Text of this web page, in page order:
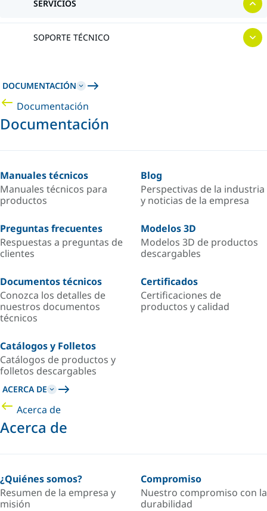
SERVICIOS
SOPORTE TÉCNICO
DOCUMENTACIÓN
Documentación
Documentación
Manuales técnicos
Manuales técnicos para
productos
Blog
Perspectivas de la industria
y noticias de la empresa
Preguntas frecuentes
Respuestas a preguntas de
clientes
Modelos 3D
Modelos 3D de productos
descargables
Documentos técnicos
Conozca los detalles de
nuestros documentos
técnicos
Certificados
Certificaciones de
productos y calidad
Catálogos y Folletos
Catálogos de productos y
folletos descargables
ACERCA DE
Acerca de
Acerca de
¿Quiénes somos?
Resumen de la empresa y
misión
Compromiso
Nuestro compromiso con la
durabilidad